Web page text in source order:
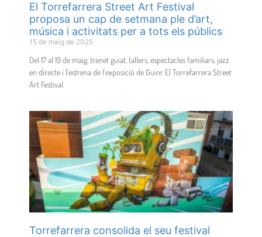
El Torrefarrera Street Art Festival
proposa un cap de setmana ple d’art,
música i activitats per a tots els públics
15 de maig de 2025
Del 17 al 19 de maig, trenet guiat, tallers, espectacles familiars, jazz
en directe i l’estrena de l’exposició de Guinr El Torrefarrera Street
Art Festival
Torrefarrera consolida el seu festival